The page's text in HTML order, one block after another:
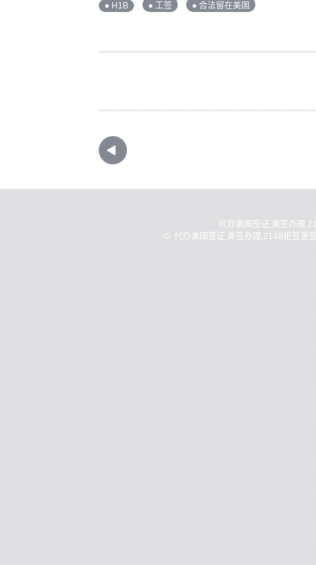
● H1B ● 工签 ● 合法留在美国
代办美国签证,美签办理
代办美国签证,美签办理,214B拒签重